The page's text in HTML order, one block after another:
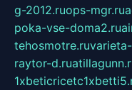
g-2012.ruops-mgr.ru
poka-vse-doma2.ru
tehosmotre.ru
raytor-d.ru